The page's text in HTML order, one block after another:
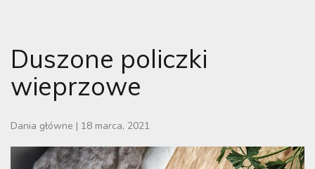
Duszone policzki
wieprzowe
Dania główne | 18 marca, 2021